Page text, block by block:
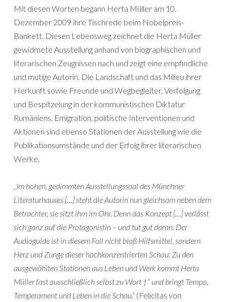
Mit diesen Worten begann Herta Müller am 10.
Dezember 2009 ihre Tischrede beim Nobelpreis-
Bankett. Diesen Lebensweg zeichnet die Herta Müller
gewidmete Ausstellung anhand von biographischen und
literarischen Zeugnissen nach und zeigt eine empfindliche
und mutige Autorin. Die Landschaft und das Milieu ihrer
Herkunft sowie Freunde und Wegbegleiter, Verfolgung
und Bespitzelung in der kommunistischen Diktatur
Rumäniens, Emigration, politische Interventionen und
Aktionen sind ebenso Stationen der Ausstellung wie die
Publikationsumstände und der Erfolg ihrer literarischen
Werke.
„Im hohen, gedimmten Ausstellungssaal des Münchner
Literaturhauses […] steht die Autorin nun gleichsam neben dem
Betrachter, sie sitzt ihm im Ohr. Denn das Konzept […] verlässt
sich ganz auf die Protagonistin – und tut gut daran. Der
Audioguide ist in diesem Fall nicht bloß Hilfsmittel, sondern
Herz und Zunge dieser hochkonzentrierten Schau: Zu den
ausgewählten Stationen aus Leben und Werk kommt Herta
Müller fast ausschließlich selbst zu Wort †“ und bringt Tempo,
Temperament und Leben in die Schau.“ (Felicitas von